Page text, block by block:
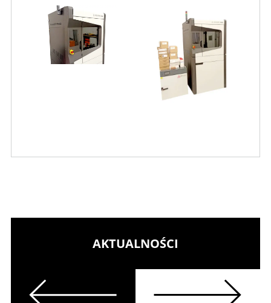
AKTUALNOŚCI
Previous Next